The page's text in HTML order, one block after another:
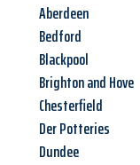
Aberdeen
Bedford
Blackpool
Brighton and Hove
Chesterfield
Der Potteries
Dundee